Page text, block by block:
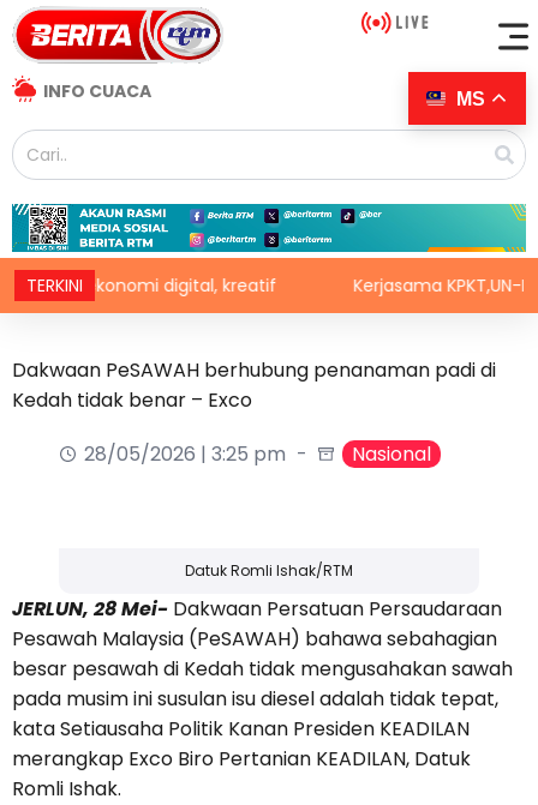
INFO CUACA
TERKINI
ekonomi digital, kreatif Kerjasama KPKT,UN-
Dakwaan PeSAWAH berhubung penanaman padi di
Kedah tidak benar – Exco
28/05/2026 | 3:25 pm
Nasional
Datuk Romli Ishak/RTM
JERLUN, 28 Mei- Dakwaan Persatuan Persaudaraan
Pesawah Malaysia (PeSAWAH) bahawa sebahagian
besar pesawah di Kedah tidak mengusahakan sawah
pada musim ini susulan isu diesel adalah tidak tepat,
kata Setiausaha Politik Kanan Presiden KEADILAN
merangkap Exco Biro Pertanian KEADILAN, Datuk
Romli Ishak.
MS